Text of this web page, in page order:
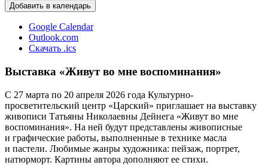
Добавить в календарь
Google Calendar
Outlook.com
Скачать .ics
Выставка «Живут во мне воспоминания»
С 27 марта по 20 апреля 2026 года Культурно-
просветительский центр «Царский» приглашает на выставку
живописи Татьяны Николаевны Дейнега «Живут во мне
воспоминания». На ней будут представлены живописные
и графические работы, выполненные в технике масла
и пастели. Любимые жанры художника: пейзаж, портрет,
натюрморт. Картины автора дополняют ее стихи.